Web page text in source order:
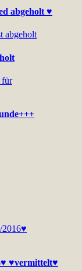
abgeholt ♥
♥vermittelt♥